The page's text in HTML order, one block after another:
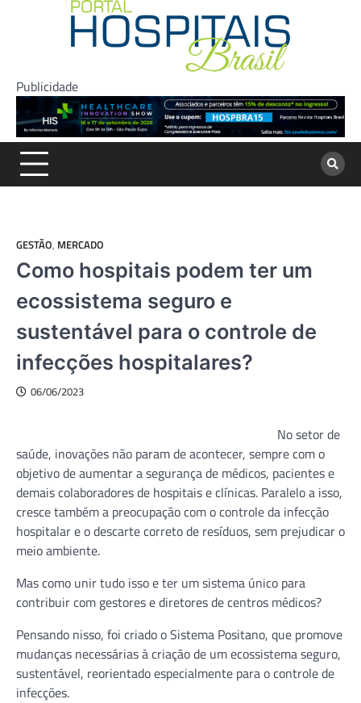
Publicidade
GESTÃO, MERCADO
Como hospitais podem ter um
ecossistema seguro e
sustentável para o controle de
infecções hospitalares?
06/06/2023
No setor de
saúde, inovações não param de acontecer, sempre com o
objetivo de aumentar a segurança de médicos, pacientes e
demais colaboradores de hospitais e clínicas. Paralelo a isso,
cresce também a preocupação com o controle da infecção
hospitalar e o descarte correto de resíduos, sem prejudicar o
meio ambiente.
Mas como unir tudo isso e ter um sistema único para
contribuir com gestores e diretores de centros médicos?
Pensando nisso, foi criado o Sistema Positano, que promove
mudanças necessárias à criação de um ecossistema seguro,
sustentável, reorientado especialmente para o controle de
infecções.